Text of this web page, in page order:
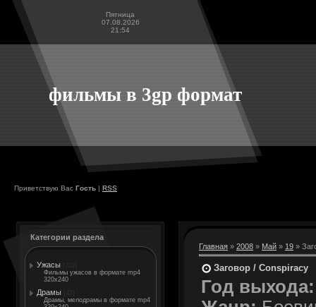
Пятница
07.08.2026
21:54
фильмы в 3gp формат
Приветствую Вас Гость | RSS
Категории раздела
Ужасы
Фильмы ужасов в формате mp4
320x240
Драмы
Драмы, мелодрамы в формате mp4
Главная » 2008 » Май » 19 »
Заговор / Conspiracy
Год выхода: